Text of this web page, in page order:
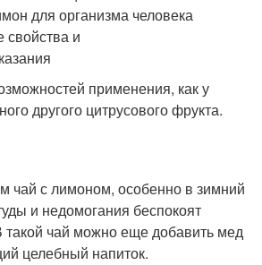
применения, как у
другого цитрусового фрукта.
чай с лимоном, особенно в зимний
и недомогания беспокоят
такой чай можно еще добавить мед
целебный напиток.